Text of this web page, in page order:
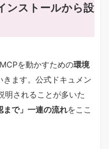
ンストールから設
を動かすための環境
きます。公式ドキュメン
明されることが多いた
まで」一連の流れをここ